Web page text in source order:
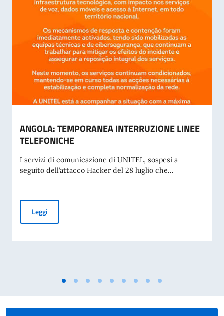
ANGOLA: TEMPORANEA INTERRUZIONE LINEE
TELEFONICHE
I servizi di comunicazione di UNITEL, sospesi a
seguito dell’attacco Hacker del 28 luglio che...
LeggiANGOLA: TEMPORANEA INTERRUZIONE LINEE